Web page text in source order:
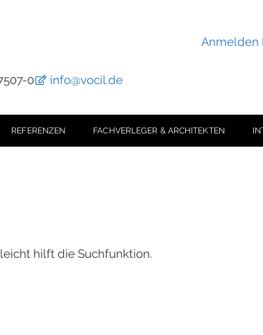
Anmelden
0 info@vocil.de
REFERENZEN FACHVERLEGER & ARCHITEKTEN
hilft die Suchfunktion.